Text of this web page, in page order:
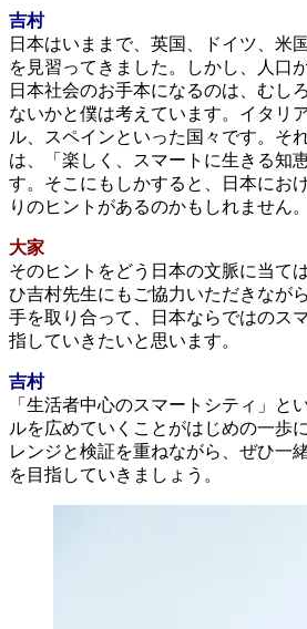
吉村
日本はいままで、英国、ドイツ、米
を見習ってきました。しかし、人口
日本社会のお手本になるのは、むし
ないかと僕は考えています。イタリ
ル、スペインといった国々です。そ
は、「楽しく、スマートに生きる知
す。そこにもしかすると、日本にお
りのヒントがあるのかもしれません。
大家
そのヒントをどう日本の文脈に当て
ひ吉村先生にもご協力いただきなが
手を取り合って、日本ならではのス
指していきたいと思います。
吉村
「生活者中心のスマートシティ」と
ルを広めていくことがはじめの一歩
レンジと検証を重ねながら、ぜひ一
を目指していきましょう。